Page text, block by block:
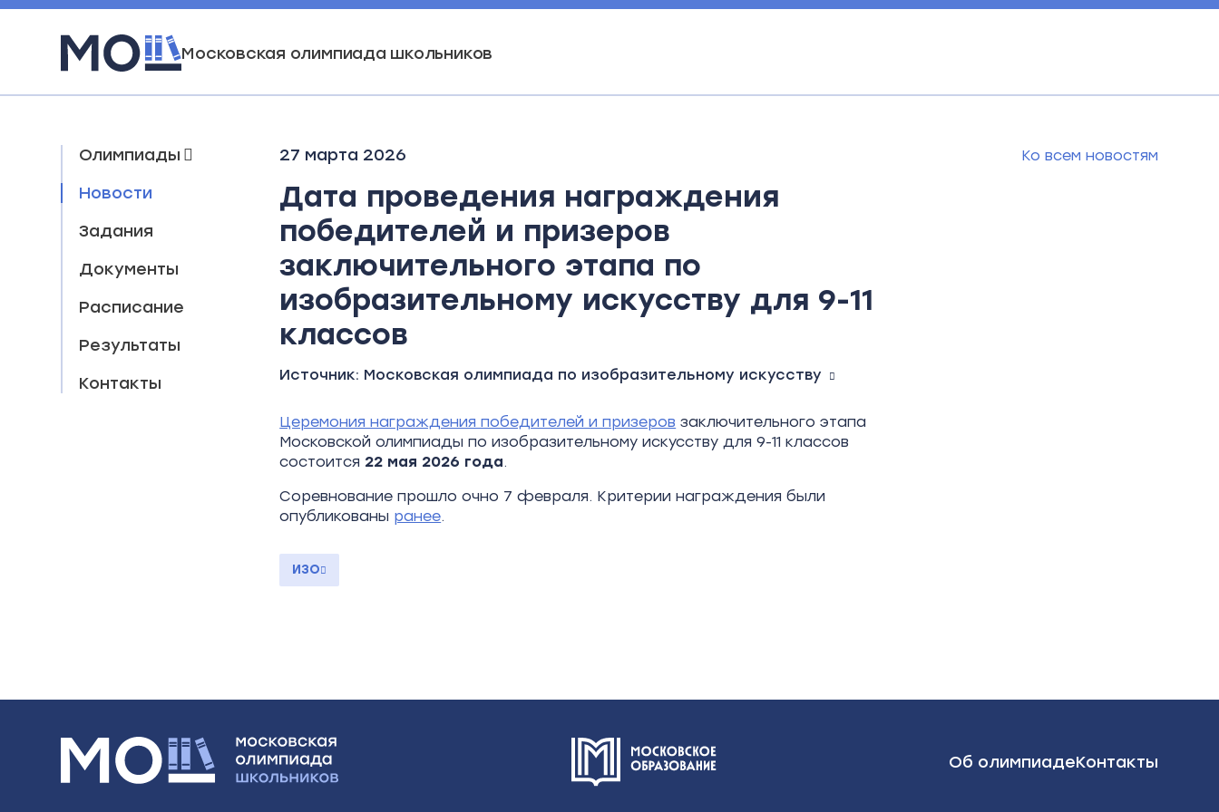
Московская олимпиада школьников
Олимпиады
Новости
Задания
Документы
Расписание
Результаты
Контакты
27 марта 2026 Ко всем новостям
Дата проведения награждения
победителей и призеров
заключительного этапа по
изобразительному искусству для 9-11
классов
Источник: Московская олимпиада по изобразительному искусству
Церемония награждения победителей и призеров заключительного этапа
Московской олимпиады по изобразительному искусству для 9-11 классов
состоится 22 мая 2026 года.
Соревнование прошло очно 7 февраля. Критерии награждения были
опубликованы ранее.
ИЗО
Об олимпиадеКонтакты